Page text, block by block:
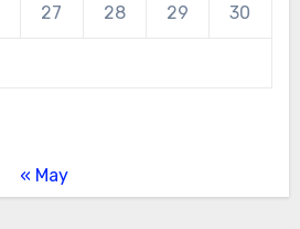
27 28 29 30
« May